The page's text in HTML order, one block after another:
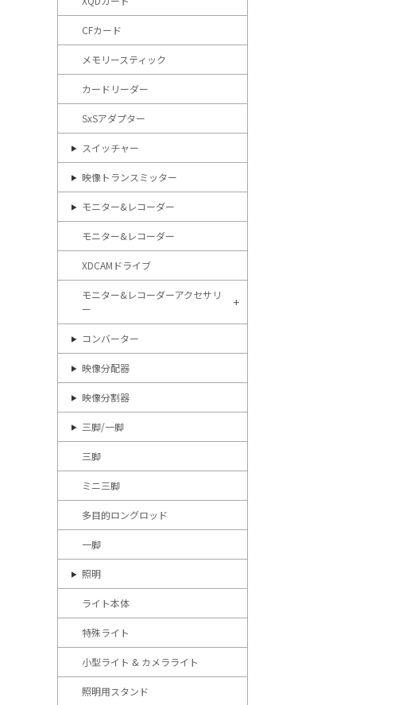
CFカード
メモリースティック
カードリーダー
SxSアダプター
スイッチャー
映像トランスミッター
モニター&レコーダー
モニター&レコーダー
XDCAMドライブ
モニター&レコーダーアクセサリ
ー
コンバーター
映像分配器
映像分割器
三脚/一脚
三脚
ミニ三脚
多目的ロングロッド
一脚
照明
ライト本体
特殊ライト
小型ライト & カメラライト
照明用スタンド